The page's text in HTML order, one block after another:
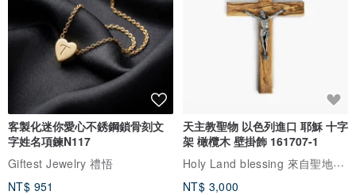
客製化迷你愛心不銹鋼鎖骨刻文
字姓名項鍊N117
Giftest Jewelry 禮悟
NT$ 951
天主教聖物 以色列進口 耶穌 十字
架 橄欖木 壁掛飾 161707-1
Holy Land blessing 來自聖地的祝福
NT$ 3,000